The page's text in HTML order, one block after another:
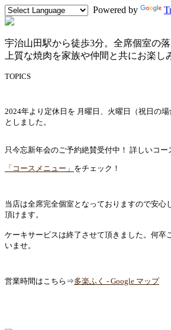
Powered by
宇治山田駅から徒歩3分。全席個室の
上質な焼肉を家族や仲間と共にお楽し
TOPICS
2024年より定休日を 月曜日、火曜日（祝日の場
としました。
只今忘新年会のご予約絶賛受付中！ 詳しいコー
「コースメニュー」 をチェック！
当店は全席完全個室となっておりますので安心
頂けます。
ケーキサービスは終了させて頂きました。何卒
いませ。
営業時間はこちら⇒多楽ふく - Google マップ